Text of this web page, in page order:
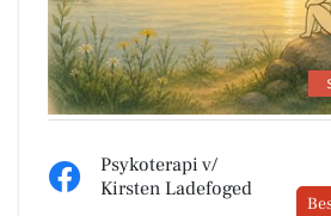
Psykoterapi v/
Kirsten Ladefoged